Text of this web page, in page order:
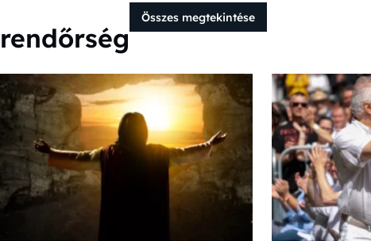
rendőrség
Összes megtekintése